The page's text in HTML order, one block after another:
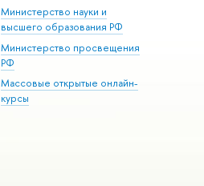
Министерство науки и
высшего образования РФ
Министерство просвещения
РФ
Массовые открытые онлайн-
курсы